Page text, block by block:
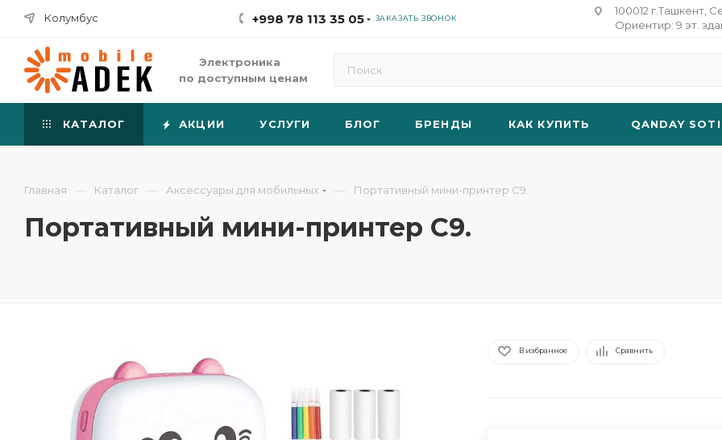
Колумбус +998 78 113 35 05 ЗАКАЗАТЬ ЗВОНОК
100012 г.Ташкент,
Ориентир: 9 эт.
Электроника
по доступным ценам
КАТАЛОГ АКЦИИ УСЛУГИ БЛОГ БРЕНДЫ КАК КУПИТЬ QANDAY
Главная — Каталог — Аксессуары для мобильных — Портативный мини-принтер C9.
Портативный мини-принтер C9.
В избранное Сравнить